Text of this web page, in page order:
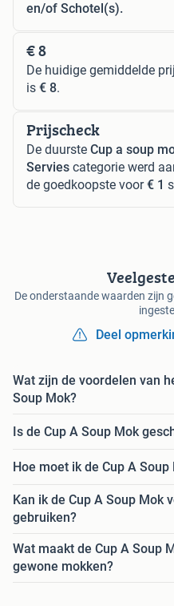
en/of Schotel(s).
€ 8
De huidige gemiddelde
is € 8.
Prijscheck
De duurste Cup a soup
Servies categorie werd
de goedkoopste voor€ 1
De onderstaande waarden zijn
Deel
Wat zijn de voordelen van
Soup Mok?
Is de Cup A Soup Mok
Hoe moet ik de Cup A
Kan ik de Cup A Soup Mok
gebruiken?
Wat maakt de Cup A Soup
gewone mokken?